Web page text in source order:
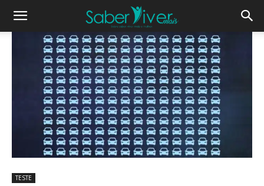
TESTE